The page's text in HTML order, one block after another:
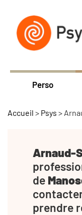
Perso
Accueil > Psys >
Arnaud-
de
prendre